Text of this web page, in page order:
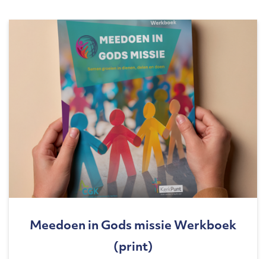
Meedoen in Gods missie Werkboek
(print)